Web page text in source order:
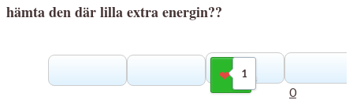
hämta den där lilla extra energin??
1
Gilla
0